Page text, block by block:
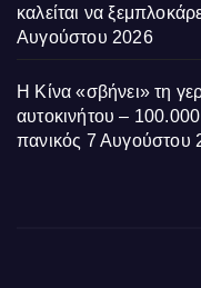
καλείται να
Αυγούστου 2026
Η Κίνα «σβήνει» τη
αυτοκινήτου –
πανικός 7 Αυγούστου